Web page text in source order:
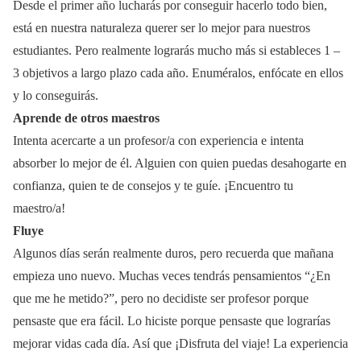
Desde el primer año lucharás por conseguir hacerlo todo bien,
está en nuestra naturaleza querer ser lo mejor para nuestros
estudiantes. Pero realmente lograrás mucho más si estableces 1 –
3 objetivos a largo plazo cada año. Enuméralos, enfócate en ellos
y lo conseguirás.
Aprende de otros maestros
Intenta acercarte a un profesor/a con experiencia e intenta
absorber lo mejor de él. Alguien con quien puedas desahogarte en
confianza, quien te de consejos y te guíe. ¡Encuentro tu
maestro/a!
Fluye
Algunos días serán realmente duros, pero recuerda que mañana
empieza uno nuevo. Muchas veces tendrás pensamientos “¿En
que me he metido?”, pero no decidiste ser profesor porque
pensaste que era fácil. Lo hiciste porque pensaste que lograrías
mejorar vidas cada día. Así que ¡Disfruta del viaje! La experiencia